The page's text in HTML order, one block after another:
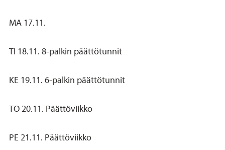
MA 17.11.
TI 18.11. 8-palkin päättötunnit
KE 19.11. 6-palkin päättötunnit
TO 20.11. Päättöviikko
PE 21.11. Päättöviikko